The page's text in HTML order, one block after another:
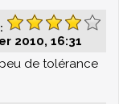
2010, 16:31
de tolérance